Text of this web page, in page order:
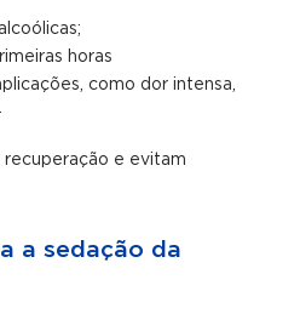
horas
como dor intensa,
recuperação e evitam
a sedação da